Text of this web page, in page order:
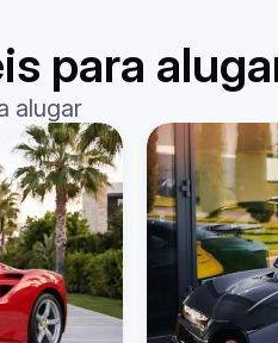
para
alugar